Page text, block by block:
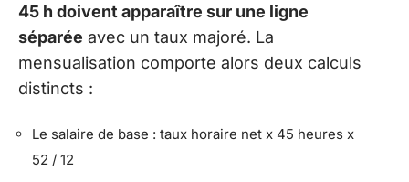
45 h doivent apparaître sur une ligne
séparée avec un taux majoré. La
mensualisation comporte alors deux calculs
distincts :
Le salaire de base : taux horaire net x 45 heures x
52 / 12